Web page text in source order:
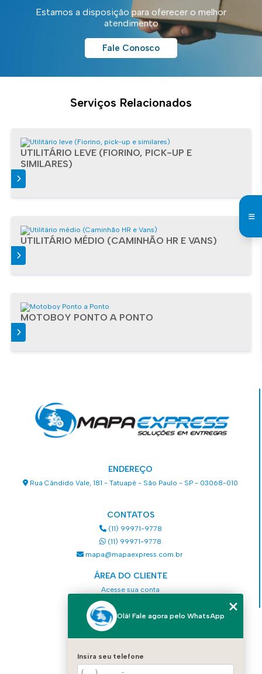
Estamos a disposição para oferecer o melhor
atendimento
Fale Conosco
Serviços Relacionados
UTILITÁRIO LEVE (FIORINO, PICK-UP E
SIMILARES)
UTILITÁRIO MÉDIO (CAMINHÃO HR E VANS)
MOTOBOY PONTO A PONTO
ENDEREÇO
Rua Cândido Vale, 181 - Tatuapé - São Paulo - SP - 03068-010
CONTATOS
(11) 99971-9778
(11) 99971-9778
mapa@mapaexpress.com.br
ÁREA DO CLIENTE
Acesse sua conta
MENU
Olá! Fale agora pelo WhatsApp
Insira seu telefone